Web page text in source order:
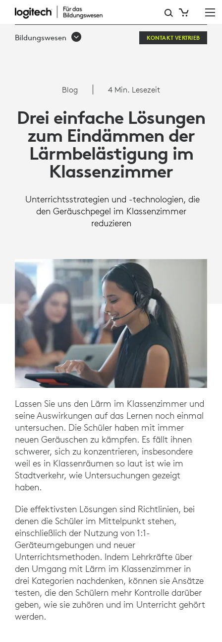
EINFACHE
EINDÄMMEN
VON
LÄRMBELÄSTIGUNG
Bildungswesen KONTAKT VERTRIEB
Blog 4 Min. Lesezeit
Drei einfache Lösungen
zum Eindämmen der
Lärmbelästigung im
Klassenzimmer
Unterrichtsstrategien und -technologien, die
den Geräuschpegel im Klassenzimmer
reduzieren
Lassen Sie uns den Lärm im Klassenzimmer und
seine Auswirkungen auf das Lernen noch einmal
untersuchen. Die Schüler haben mit immer
neuen Geräuschen zu kämpfen. Es fällt ihnen
schwerer, sich zu konzentrieren, insbesondere
weil es in Klassenräumen so laut ist wie im
Stadtverkehr, wie Untersuchungen gezeigt
haben.
Die effektivsten Lösungen sind Richtlinien, bei
denen die Schüler im Mittelpunkt stehen,
einschließlich der Nutzung von 1:1-
Geräteumgebungen und neuer
Unterrichtsmethoden. Indem Lehrkräfte über
den Umgang mit Lärm im Klassenzimmer in
drei Kategorien nachdenken, können sie Ansätze
testen, die den Schülern mehr Kontrolle darüber
geben, wie sie zuhören und im Unterricht gehört
werden.